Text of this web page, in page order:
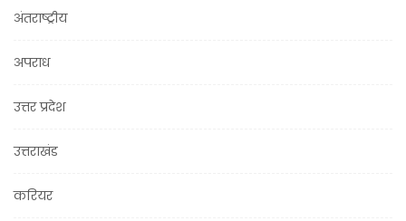
अंतराष्ट्रीय
अपराध
उत्तर प्रदेश
उत्तराखंड
करियर